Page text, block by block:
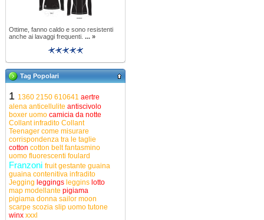
Ottime, fanno caldo e sono resistenti
anche ai lavaggi frequenti. ... »
Tag Popolari
1 1360 2150 610641 aertre
alena anticellulite antiscivolo
boxer uomo camicia da notte
Collant infradito Collant
Teenager come misurare
corrispondenza tra le taglie
cotton cotton beltfantasmino
uomo fluorescenti foulard
Franzoni fruitgestante guaina
guaina contenitiva infradito
Jegging leggings leggins lotto
map modellante pigiama
pigiama donna sailor moon
scarpe scozia slip uomo tutone
winx xxxl